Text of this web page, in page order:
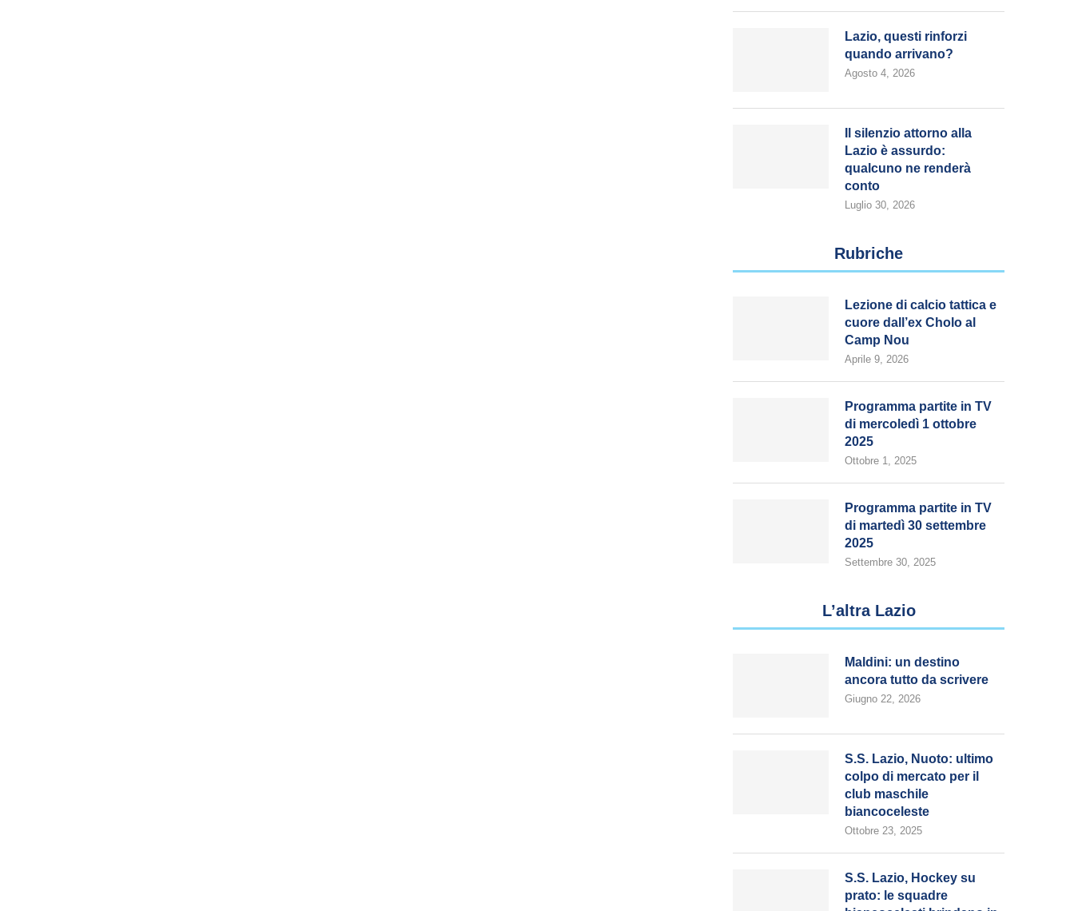
Lazio, questi rinforzi
quando arrivano?
Agosto 4, 2026
Il silenzio attorno alla
Lazio è assurdo:
qualcuno ne renderà
conto
Luglio 30, 2026
Rubriche
Lezione di calcio tattica e
cuore dall’ex Cholo al
Camp Nou
Aprile 9, 2026
Programma partite in TV
di mercoledì 1 ottobre
2025
Ottobre 1, 2025
Programma partite in TV
di martedì 30 settembre
2025
Settembre 30, 2025
L’altra Lazio
Maldini: un destino
ancora tutto da scrivere
Giugno 22, 2026
S.S. Lazio, Nuoto: ultimo
colpo di mercato per il
club maschile
biancoceleste
Ottobre 23, 2025
S.S. Lazio, Hockey su
prato: le squadre